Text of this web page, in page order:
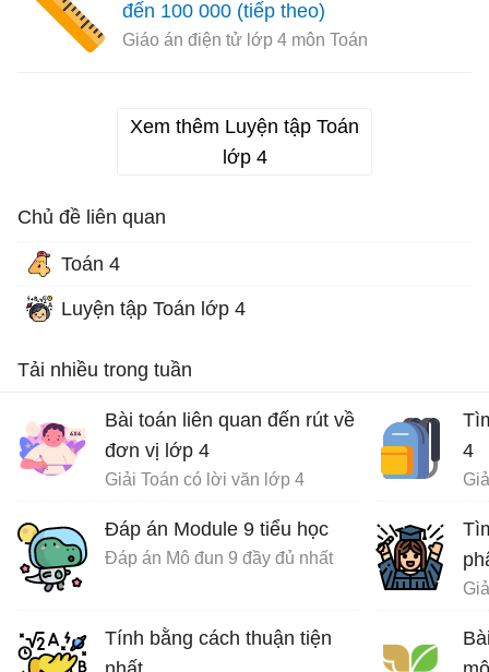
đến 100 000 (tiếp theo)
Giáo án điện tử lớp 4 môn Toán
Xem thêm Luyện tập Toán
lớp 4
Chủ đề liên quan
Toán 4
Luyện tập Toán lớp 4
Tải nhiều trong tuần
Bài toán liên quan đến rút về
đơn vị lớp 4
Giải Toán có lời văn lớp 4
Đáp án Module 9 tiểu học
Đáp án Mô đun 9 đầy đủ nhất
Tính bằng cách thuận tiện
4